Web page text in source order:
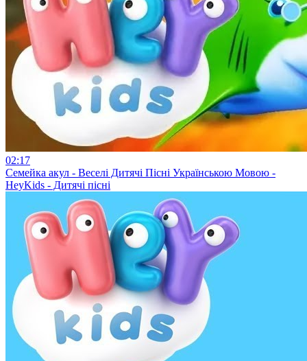
02:17
Семейка акул - Веселі Дитячі Пісні Українською Мовою -
HeyKids - Дитячі пісні